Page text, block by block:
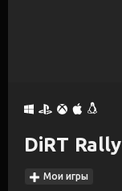
DiRT Rally
Мои игры